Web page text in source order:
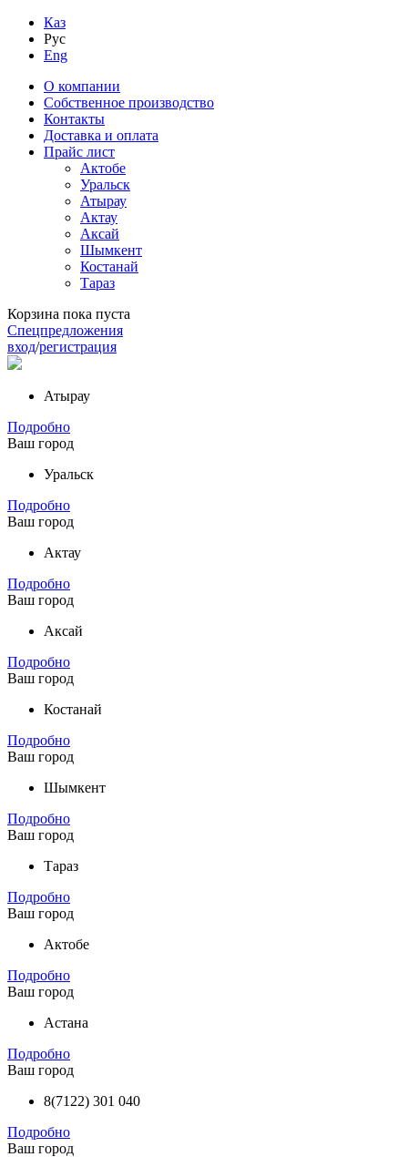
Каз
Рус
Eng
О компании
Собственное производство
Контакты
Доставка и оплата
Прайс лист
Актобе
Уральск
Атырау
Актау
Аксай
Шымкент
Костанай
Тараз
Корзина пока пуста
Спецпредложения
вход/регистрация
Атырау
Подробно
Ваш город
Уральск
Подробно
Ваш город
Актау
Подробно
Ваш город
Аксай
Подробно
Ваш город
Костанай
Подробно
Ваш город
Шымкент
Подробно
Ваш город
Тараз
Подробно
Ваш город
Актобе
Подробно
Ваш город
Астана
Подробно
Ваш город
8(7122) 301 040
Подробно
Ваш город